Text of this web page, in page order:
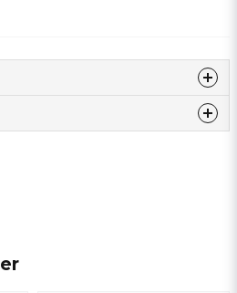
denna produkten...